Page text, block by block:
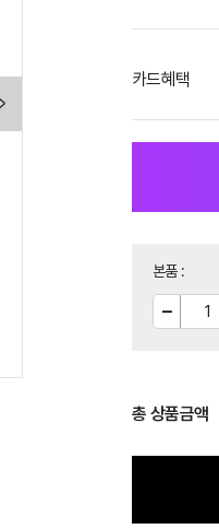
카드혜택
본품:
총 상품금액